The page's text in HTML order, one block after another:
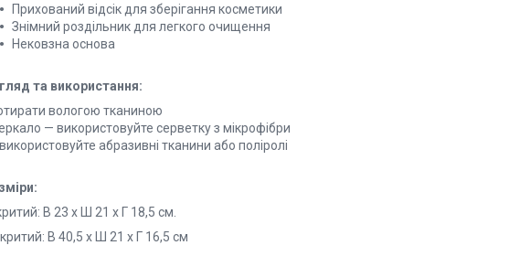
Прихований відсік для зберігання косметики
Знімний роздільник для легкого очищення
Нековзна основа
та використання:
вологою тканиною
— використовуйте серветку з мікрофібри
абразивні тканини або поліролі
В 23 x Ш 21 x Г 18,5 см.
В 40,5 x Ш 21 x Г 16,5 см